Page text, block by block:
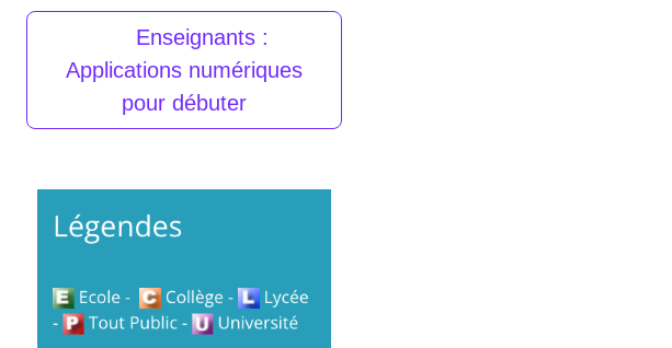
Enseignants :
Applications numériques
pour débuter